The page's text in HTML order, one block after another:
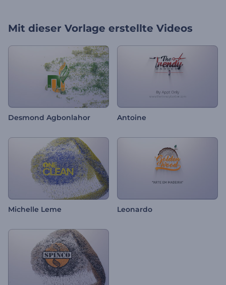
Mit dieser Vorlage erstellte Videos
Desmond Agbonlahor Antoine
Michelle Leme Leonardo